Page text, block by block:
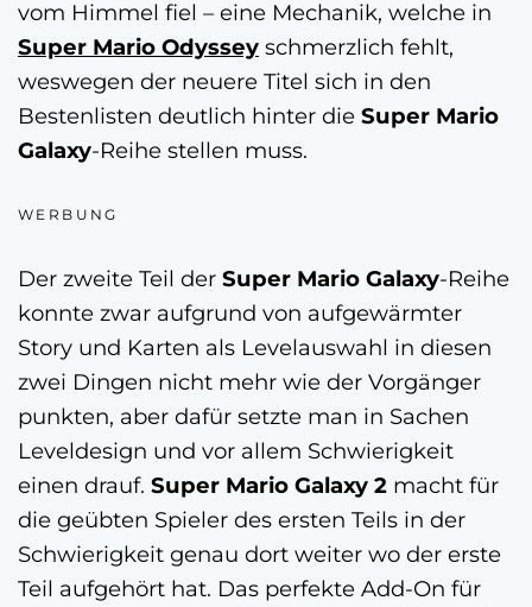
vom Himmel fiel – eine Mechanik, welche in
Super Mario Odyssey schmerzlich fehlt,
weswegen der neuere Titel sich in den
Bestenlisten deutlich hinter die Super Mario
Galaxy-Reihe stellen muss.
WERBUNG
Der zweite Teil der Super Mario Galaxy-Reihe
konnte zwar aufgrund von aufgewärmter
Story und Karten als Levelauswahl in diesen
zwei Dingen nicht mehr wie der Vorgänger
punkten, aber dafür setzte man in Sachen
Leveldesign und vor allem Schwierigkeit
einen drauf. Super Mario Galaxy 2 macht für
die geübten Spieler des ersten Teils in der
Schwierigkeit genau dort weiter wo der erste
Teil aufgehört hat. Das perfekte Add-On für